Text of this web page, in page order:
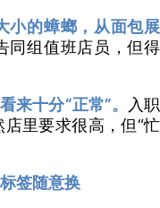
小的蟑螂，从面包展
同组值班店员，但得
来十分“正常”。
入职
里要求很高，但“忙
签随意换